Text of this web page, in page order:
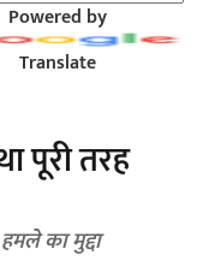
Powered by
Translate
पूरी तरह
का मुद्दा